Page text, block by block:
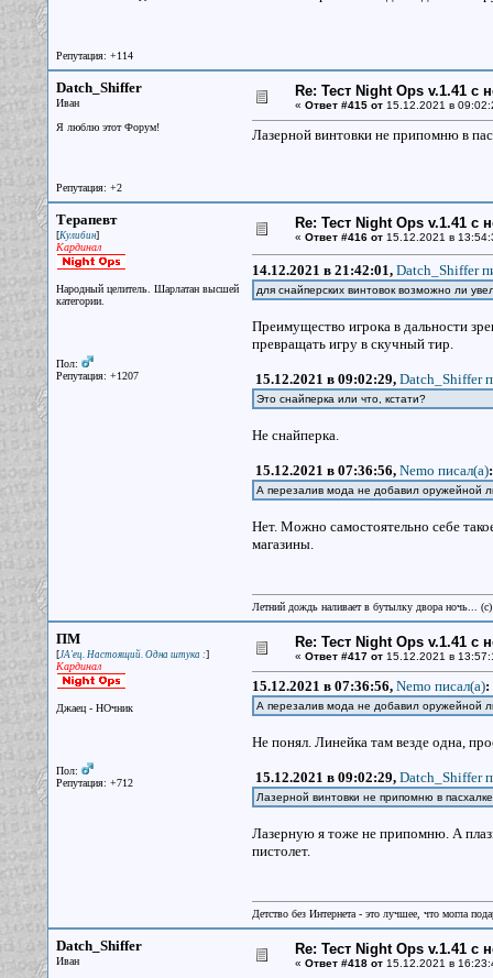
Репутация: +114
Datch_Shiffer
Иван
Я люблю этот Форум!
Репутация: +2
Re: Тест Night Ops v.1.41 с
« Ответ #415 от15.12.2021 в
Лазерной винтовки не припомню в
Терапевт
[Кулибин]
Кардинал
Народный целитель. Шарлатан высшей
категории.
Пол:
Репутация: +1207
Re: Тест Night Ops v.1.41 с
« Ответ #416 от15.12.2021 в
14.12.2021 в 21:42:01, Datch_Shiffer
для снайперских винтовок возможно ли
Преимущество игрока в дальности
превращать игру в скучный тир.
15.12.2021 в 09:02:29, Datch_Shiffer
Это снайперка или что, кстати?
Не снайперка.
15.12.2021 в 07:36:56, Nemo писал(a):
А перезалив мода не добавил оружейной
Нет. Можно самостоятельно себе
магазины.
Летний дождь наливает в бутылку двора ночь...
ПМ
[JA'ец. Настоящий. Одна штука :]
Кардинал
Джаец - НОчник
Пол:
Репутация: +712
Re: Тест Night Ops v.1.41 с
« Ответ #417 от15.12.2021 в
15.12.2021 в 07:36:56, Nemo писал(a):
А перезалив мода не добавил оружейной
Не понял. Линейка там везде одна,
15.12.2021 в 09:02:29, Datch_Shiffer
Лазерной винтовки не припомню в
Лазерную я тоже не припомню. А
пистолет.
Детство без Интернета - это лучшее, что могла
Datch_Shiffer
Иван
Re: Тест Night Ops v.1.41 с
« Ответ #418 от15.12.2021 в